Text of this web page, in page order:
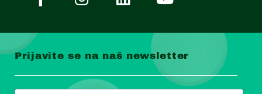
Prijavite se na naš newsletter